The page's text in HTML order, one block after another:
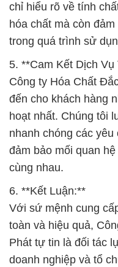
chỉ hiểu rõ về tính
hóa chất mà còn
trong quá trình sử
5. **Cam Kết Dịch
Công ty Hóa Chất
đến cho khách hàng
hoạt nhất. Chúng tôi
nhanh chóng các
đảm bảo mối quan
cùng nhau.
6. **Kết Luận:**
Với sứ mệnh cung
toàn và hiệu quả,
Phát tự tin là đối tác
doanh nghiệp và tổ